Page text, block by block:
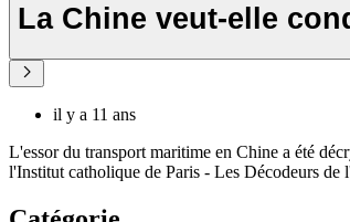
La Chine veut-elle
il y a 11 ans
L'essor du transport maritime en Chine a été
l'Institut catholique de Paris - Les Décodeurs